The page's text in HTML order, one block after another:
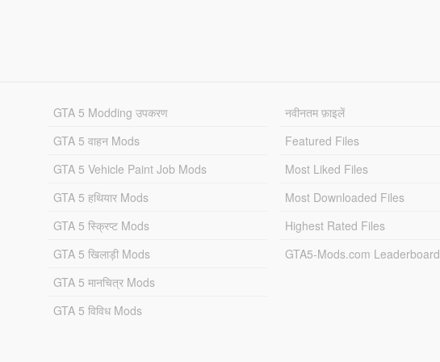
GTA 5 Modding उपकरण
GTA 5 वाहन Mods
GTA 5 Vehicle Paint Job Mods
GTA 5 हथियार Mods
GTA 5 स्क्रिप्ट Mods
GTA 5 खिलाड़ी Mods
GTA 5 मानचित्र Mods
GTA 5 विविध Mods
नवीनतम फ़ाइलें
Featured Files
Most Liked Files
Most Downloaded Files
Highest Rated Files
GTA5-Mods.com Leaderboard